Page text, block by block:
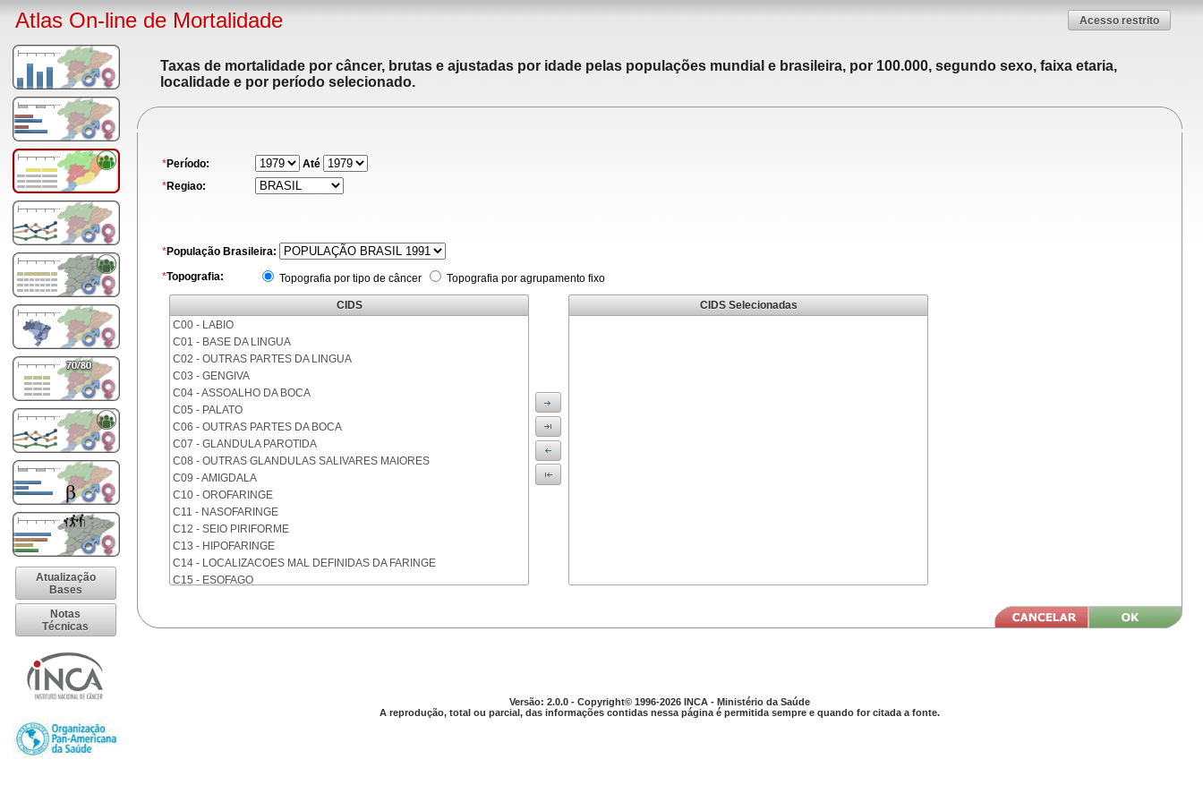
Atlas On-line de Mortalidade Acesso restrito
Atualização
Bases
Notas
Técnicas
Taxas de mortalidade por câncer, brutas e ajustadas por idade pelas populações mundial e brasileira, por 100.000, segundo sexo, faixa etaria,
localidade e por período selecionado.
*Período:
Até
*Regiao:
*População Brasileira:
*Topografia: Topografia por tipo de câncer Topografia por agrupamento fixo
CIDS
C00 - LABIO
C01 - BASE DA LINGUA
C02 - OUTRAS PARTES DA LINGUA
C03 - GENGIVA
C04 - ASSOALHO DA BOCA
C05 - PALATO
C06 - OUTRAS PARTES DA BOCA
C07 - GLANDULA PAROTIDA
C08 - OUTRAS GLANDULAS SALIVARES MAIORES
C09 - AMIGDALA
C10 - OROFARINGE
C11 - NASOFARINGE
C12 - SEIO PIRIFORME
C13 - HIPOFARINGE
C14 - LOCALIZACOES MAL DEFINIDAS DA FARINGE
C15 - ESOFAGO
C18 - COLON
CIDS Selecionadas
Versão: 2.0.0 - Copyright© 1996-2026 INCA - Ministério da Saúde
A reprodução, total ou parcial, das informações contidas nessa página é permitida sempre e quando for citada a fonte.